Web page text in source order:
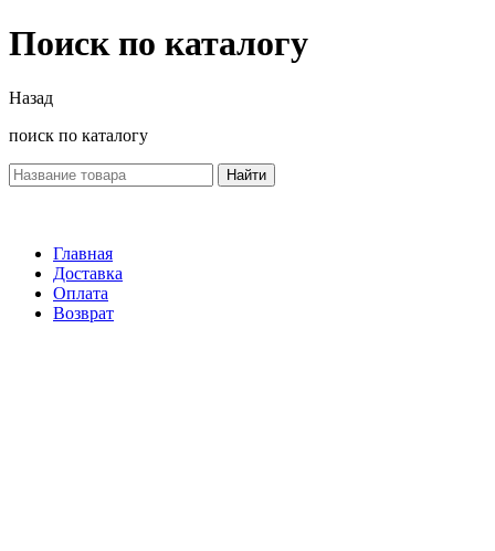
Поиск по каталогу
Назад
поиск по каталогу
Найти
Главная
Доставка
Оплата
Возврат